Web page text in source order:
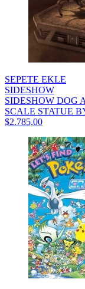
SEPETE EKLE
SIDESHOW
SIDESHOW DOG
SCALE STATUE
$2.785,00